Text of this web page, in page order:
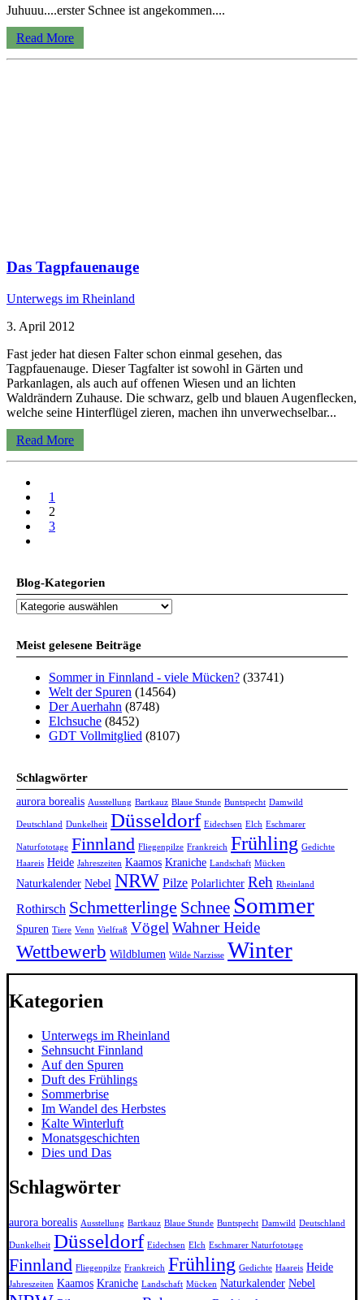
Juhuuu....erster Schnee ist angekommen....
Read More
Das Tagpfauenauge
Unterwegs im Rheinland
3. April 2012
Fast jeder hat diesen Falter schon einmal gesehen, das
Tagpfauenauge. Dieser Tagfalter ist sowohl in Gärten und
Parkanlagen, als auch auf offenen Wiesen und an lichten
Waldrändern Zuhause. Die schwarz, gelb und blauen Augenflecken,
welche seine Hinterflügel zieren, machen ihn unverwechselbar...
Read More
1
2
3
Blog-Kategorien
Blog-
Meist gelesene Beiträge
Sommer in Finnland - viele Mücken? (33741)
Welt der Spuren (14564)
Der Auerhahn (8748)
Elchsuche (8452)
GDT Vollmitglied (8107)
Schlagwörter
aurora borealis Ausstellung Bartkauz Blaue Stunde Buntspecht Damwild
Deutschland Dunkelheit Düsseldorf Eidechsen Elch Eschmarer
Naturfototage Finnland Fliegenpilze Frankreich Frühling Gedichte
Haareis Heide Jahreszeiten Kaamos Kraniche Landschaft Mücken
Naturkalender Nebel NRW Pilze Polarlichter Reh Rheinland
Rothirsch Schmetterlinge Schnee Sommer
Spuren Tiere Venn Vielfraß Vögel Wahner Heide
Wettbewerb Wildblumen Wilde Narzisse Winter
Kategorien
Unterwegs im Rheinland
Sehnsucht Finnland
Auf den Spuren
Duft des Frühlings
Sommerbrise
Im Wandel des Herbstes
Kalte Winterluft
Monatsgeschichten
Dies und Das
Schlagwörter
aurora borealis Ausstellung Bartkauz Blaue Stunde Buntspecht Damwild Deutschland
Dunkelheit Düsseldorf Eidechsen Elch Eschmarer Naturfototage
Finnland Fliegenpilze Frankreich Frühling Gedichte Haareis Heide
Jahreszeiten Kaamos Kraniche Landschaft Mücken Naturkalender Nebel